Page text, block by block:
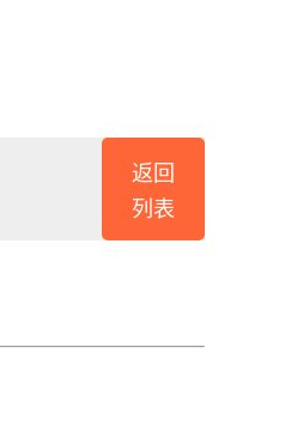
返回
列表